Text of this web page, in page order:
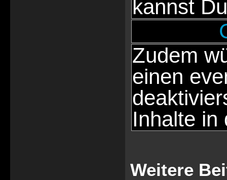
kannst
Zudem
einen
Inhalte in
Weitere